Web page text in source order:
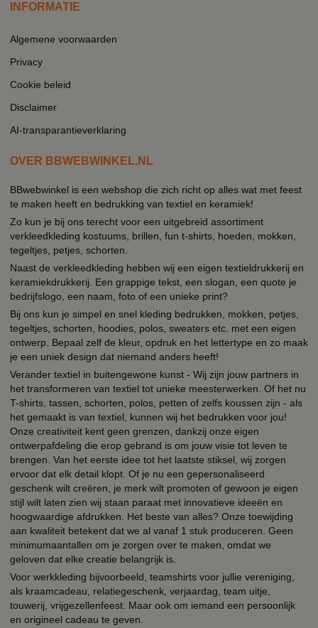
INFORMATIE
Algemene voorwaarden
Privacy
Cookie beleid
Disclaimer
AI-transparantieverklaring
OVER BBWEBWINKEL.NL
BBwebwinkel is een webshop die zich richt op alles wat met feest
te maken heeft en bedrukking van textiel en keramiek!
Zo kun je bij ons terecht voor een uitgebreid assortiment
verkleedkleding kostuums, brillen, fun t-shirts, hoeden, mokken,
tegeltjes, petjes, schorten.
Naast de verkleedkleding hebben wij een eigen textieldrukkerij en
keramiekdrukkerij. Een grappige tekst, een slogan, een quote je
bedrijfslogo, een naam, foto of een unieke print?
Bij ons kun je simpel en snel kleding bedrukken, mokken, petjes,
tegeltjes, schorten, hoodies, polos, sweaters etc. met een eigen
ontwerp. Bepaal zelf de kleur, opdruk en het lettertype en zo maak
je een uniek design dat niemand anders heeft!
Verander textiel in buitengewone kunst - Wij zijn jouw partners in
het transformeren van textiel tot unieke meesterwerken. Of het nu
T-shirts, tassen, schorten, polos, petten of zelfs koussen zijn - als
het gemaakt is van textiel, kunnen wij het bedrukken voor jou!
Onze creativiteit kent geen grenzen, dankzij onze eigen
ontwerpafdeling die erop gebrand is om jouw visie tot leven te
brengen. Van het eerste idee tot het laatste stiksel, wij zorgen
ervoor dat elk detail klopt. Of je nu een gepersonaliseerd
geschenk wilt creëren, je merk wilt promoten of gewoon je eigen
stijl wilt laten zien wij staan paraat met innovatieve ideeën en
hoogwaardige afdrukken. Het beste van alles? Onze toewijding
aan kwaliteit betekent dat we al vanaf 1 stuk produceren. Geen
minimumaantallen om je zorgen over te maken, omdat we
geloven dat elke creatie belangrijk is.
Voor werkkleding bijvoorbeeld, teamshirts voor jullie vereniging,
als kraamcadeau, relatiegeschenk, verjaardag, team uitje,
touwerij, vrijgezellenfeest. Maar ook om iemand een persoonlijk
en origineel cadeau te geven.